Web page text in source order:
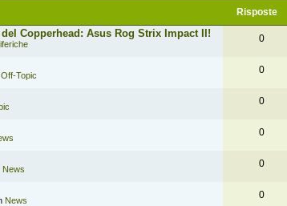
Risposte
Copperhead: Asus Rog Strix Impact II! 0
Off-Topic 0
0
0
News 0
News 0